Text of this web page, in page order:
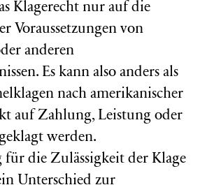
Klagerecht nur auf die
Voraussetzungen von
anderen
Es kann also anders als
nach amerikanischer
auf Zahlung, Leistung oder
werden.
für die Zulässigkeit der Klage
Unterschied zur